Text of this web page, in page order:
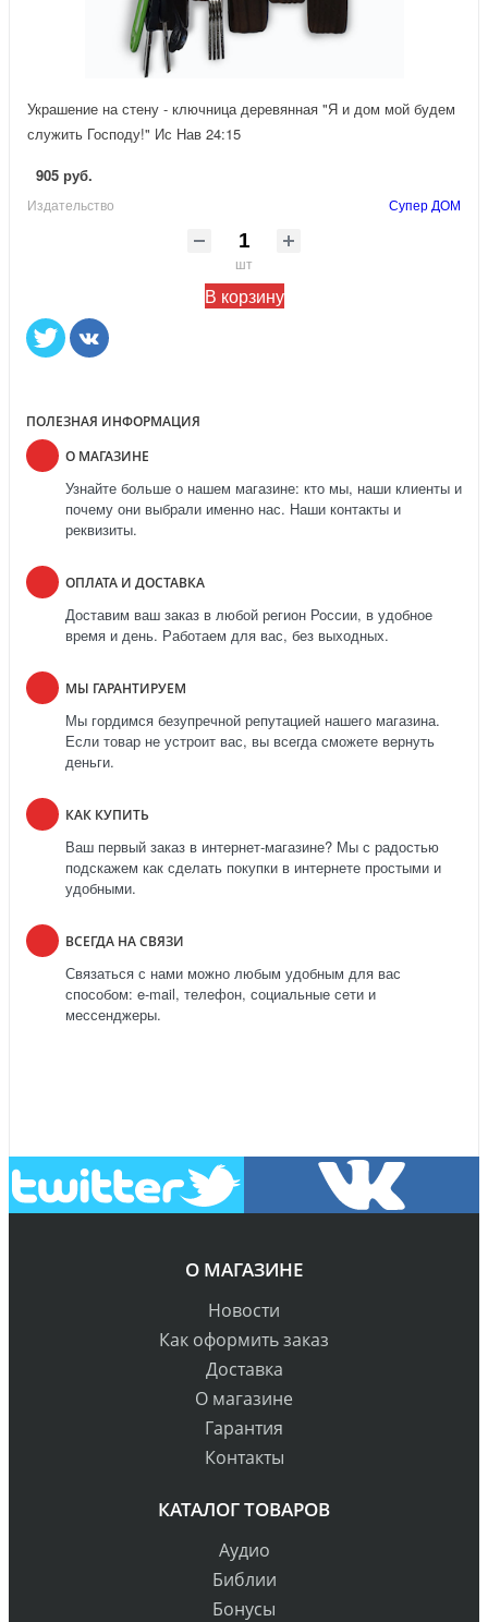
Украшение на стену - ключница деревянная "Я и дом мой будем
служить Господу!" Ис Нав 24:15
905 руб.
Издательство Супер ДОМ
шт
В корзину
ПОЛЕЗНАЯ ИНФОРМАЦИЯ
О МАГАЗИНЕ
Узнайте больше о нашем магазине: кто мы, наши клиенты и
почему они выбрали именно нас. Наши контакты и
реквизиты.
ОПЛАТА И ДОСТАВКА
Доставим ваш заказ в любой регион России, в удобное
время и день. Работаем для вас, без выходных.
МЫ ГАРАНТИРУЕМ
Мы гордимся безупречной репутацией нашего магазина.
Если товар не устроит вас, вы всегда сможете вернуть
деньги.
КАК КУПИТЬ
Ваш первый заказ в интернет-магазине? Мы с радостью
подскажем как сделать покупки в интернете простыми и
удобными.
ВСЕГДА НА СВЯЗИ
Связаться с нами можно любым удобным для вас
способом: e-mail, телефон, социальные сети и
мессенджеры.
О МАГАЗИНЕ
Новости
Как оформить заказ
Доставка
О магазине
Гарантия
Контакты
КАТАЛОГ ТОВАРОВ
Аудио
Библии
Бонусы